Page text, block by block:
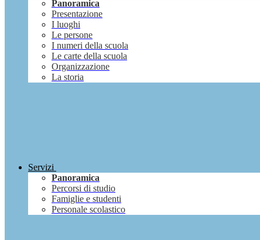
Panoramica
Presentazione
I luoghi
Le persone
I numeri della scuola
Le carte della scuola
Organizzazione
La storia
Servizi
Panoramica
Percorsi di studio
Famiglie e studenti
Personale scolastico